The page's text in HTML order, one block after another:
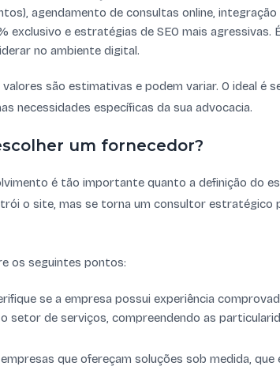
agendamento de consultas online,
exclusivo e estratégias de SEO mais agressivas.
no ambiente digital.
são estimativas e podem variar. O ideal é
necessidades específicas da sua advocacia.
um fornecedor?
é tão importante quanto a definição do
o site, mas se torna um consultor estratégico
os seguintes pontos:
se a empresa possui experiência
setor de serviços, compreendendo as
que ofereçam soluções sob medida, que